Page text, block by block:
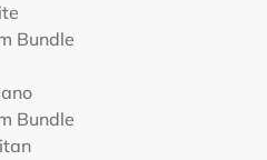
Bundle
Bundle